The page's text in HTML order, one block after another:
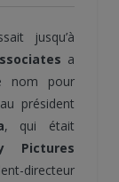
jusqu’à
a
nom pour
président
, qui était
Pictures
directeur